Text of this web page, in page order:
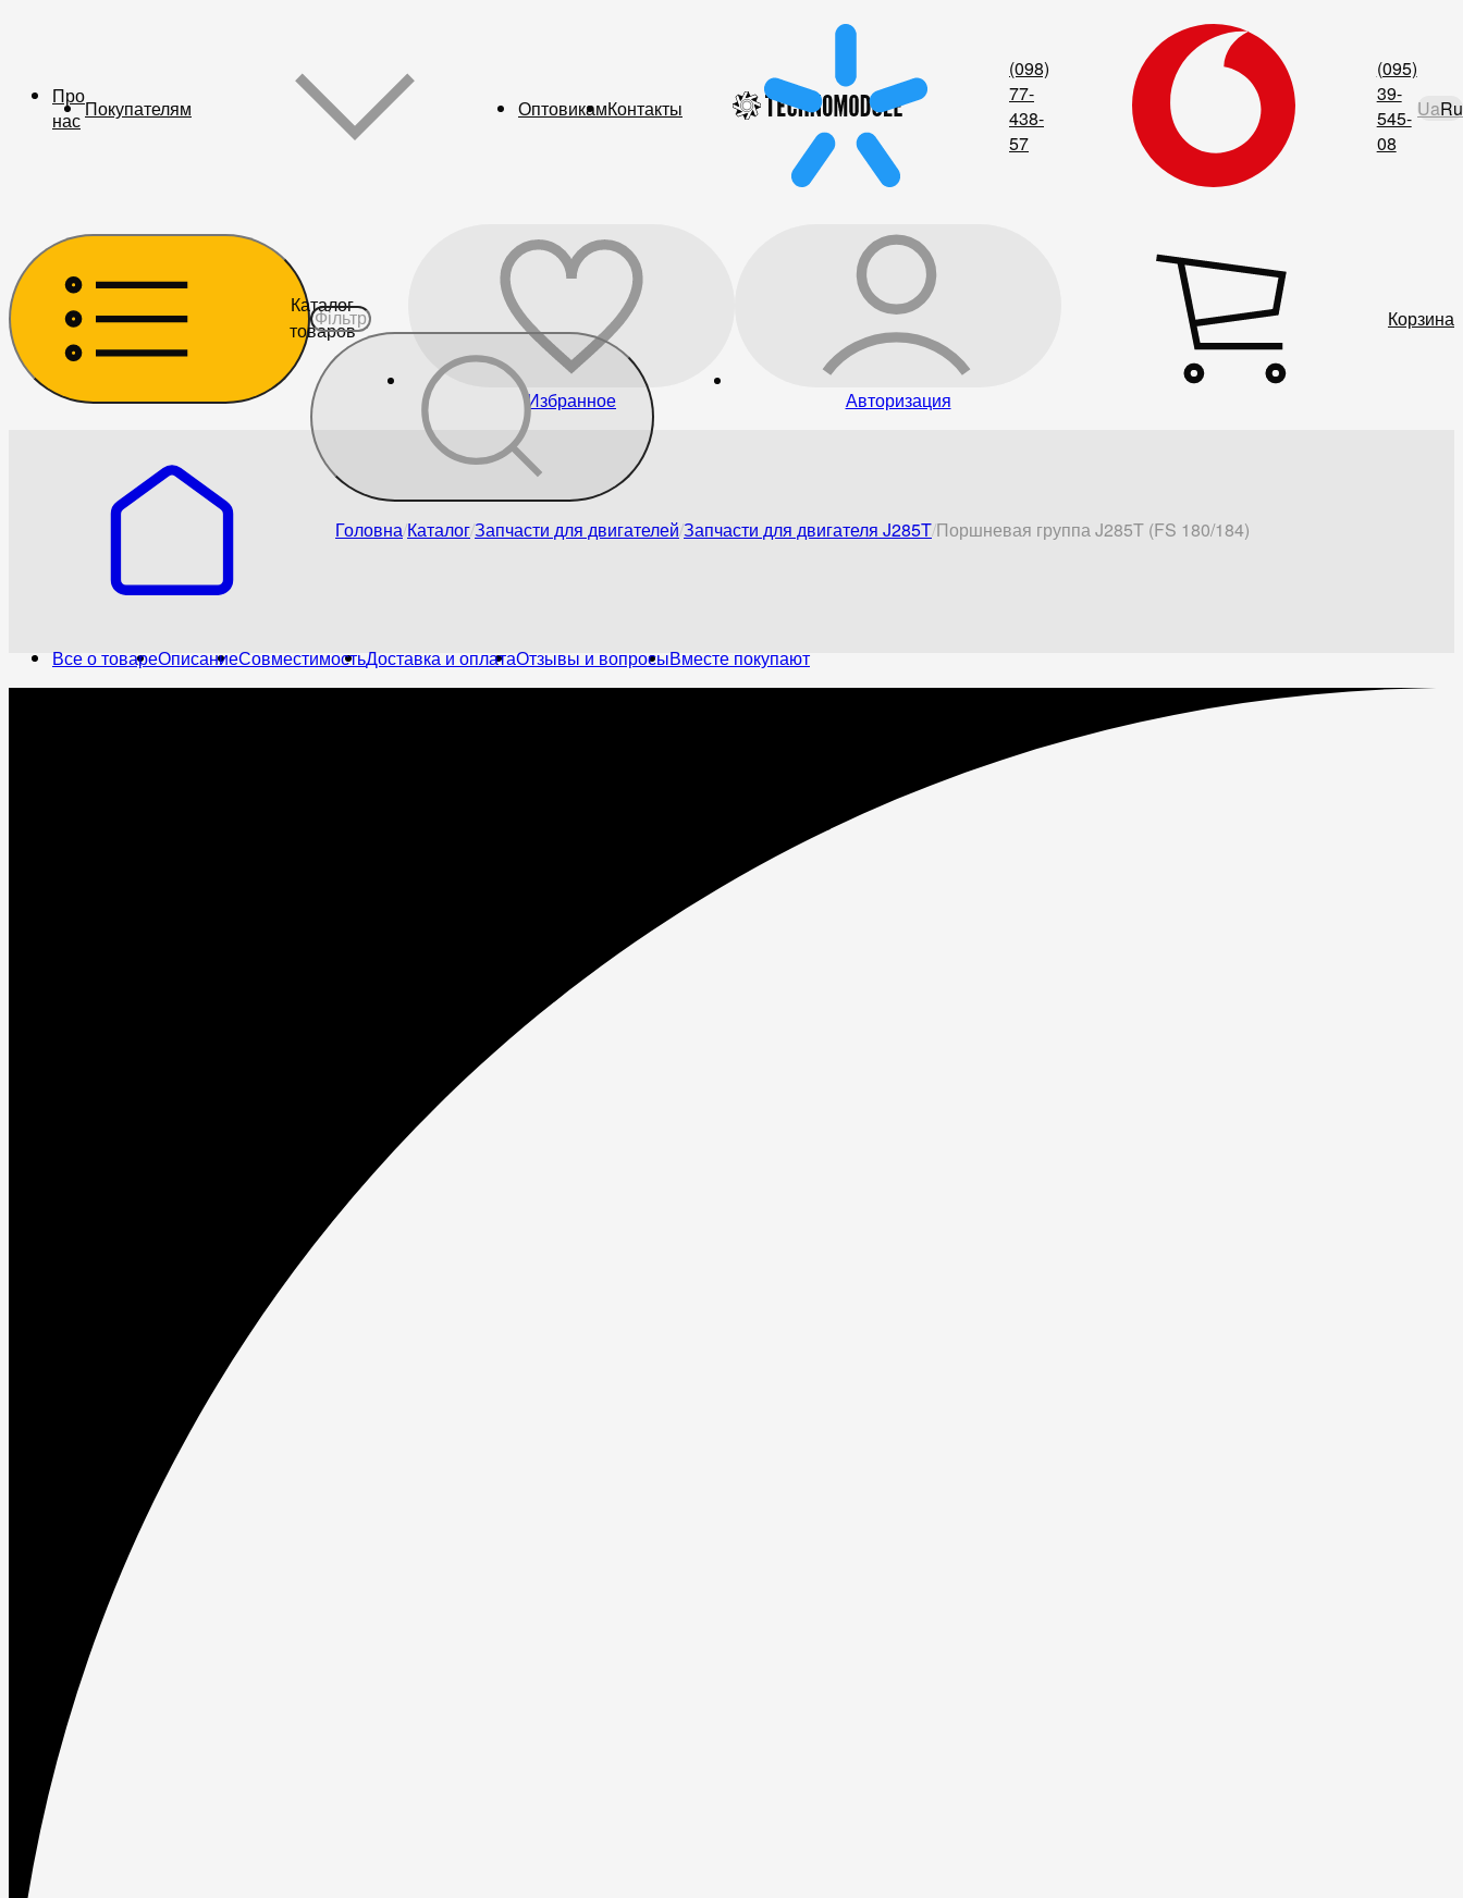
Про
нас Покупателям ОптовикамКонтакты
(098)
77-
438-
57
(095)
39-
545-
08
UaRu
Каталог
товаров
Избранное Авторизация
Корзина
Головна КаталогЗапчасти для двигателей Запчасти для двигателя J285T Поршневая группа J285T (FS 180/184)
Все о товареОписаниеСовместимостьДоставка и оплатаОтзывы и вопросыВместе покупают